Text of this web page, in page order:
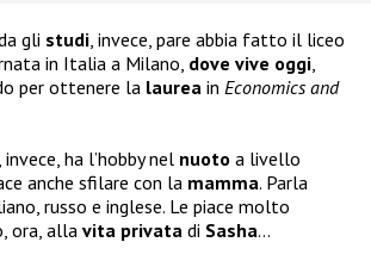
gli studi, invece, pare abbia fatto il liceo
in Italia a Milano, dove vive oggi,
per ottenere la laurea in Economics and
ha l’hobby nel nuoto a livello
anche sfilare con la mamma. Parla
russo e inglese. Le piace molto
ora, alla vita privata di Sasha…